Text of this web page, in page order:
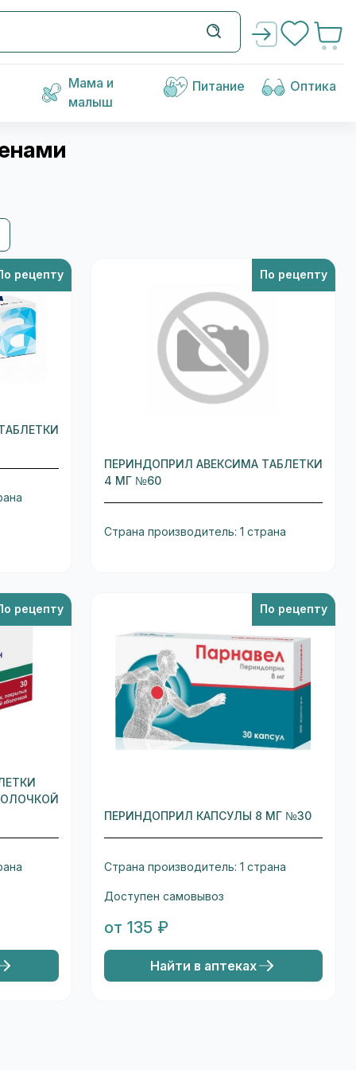
Мама и
малыш
Питание Оптика
рецепту По рецепту
ПЕРИНДОПРИЛ АВЕКСИМА ТАБЛЕТКИ
4 МГ №60
Страна производитель: 1 страна
рецепту По рецепту
ПЕРИНДОПРИЛ КАПСУЛЫ 8 МГ №30
Страна производитель: 1 страна
Доступен самовывоз
от 135 ₽
Найти в аптеках